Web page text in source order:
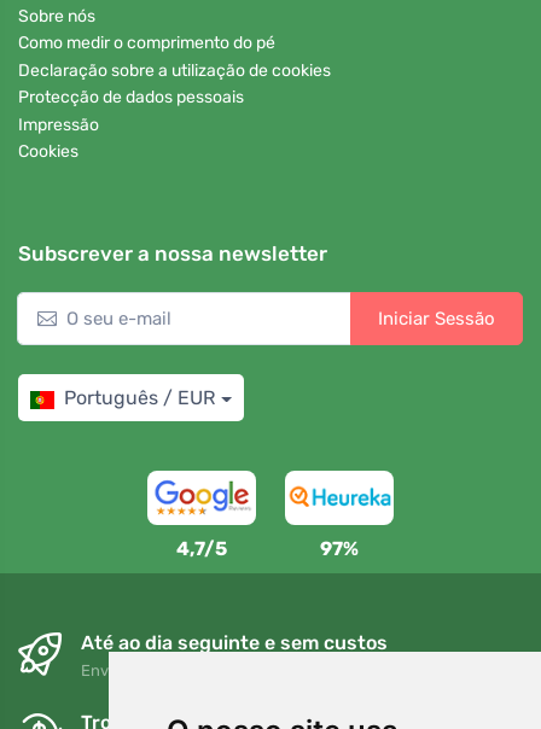
Sobre nós
Como medir o comprimento do pé
Declaração sobre a utilização de cookies
Protecção de dados pessoais
Impressão
Cookies
Subscrever a nossa newsletter
Iniciar Sessão
Português / EUR
4,7/5 97%
Até ao dia seguinte e sem custos
Envio gratuito para encomendas superiores a 80 EUR
Trocas e devoluções gratuitas